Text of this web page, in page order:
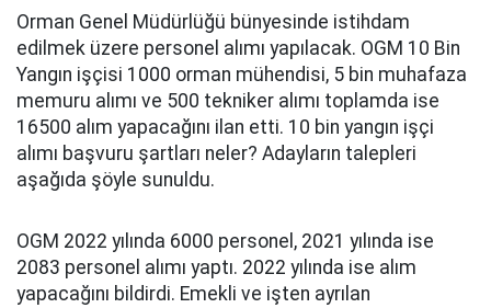
Orman Genel Müdürlüğü bünyesinde istihdam
edilmek üzere personel alımı yapılacak. OGM 10 Bin
Yangın işçisi 1000 orman mühendisi, 5 bin muhafaza
memuru alımı ve 500 tekniker alımı toplamda ise
16500 alım yapacağını ilan etti. 10 bin yangın işçi
alımı başvuru şartları neler? Adayların talepleri
aşağıda şöyle sunuldu.
OGM 2022 yılında 6000 personel, 2021 yılında ise
2083 personel alımı yaptı. 2022 yılında ise alım
yapacağını bildirdi. Emekli ve işten ayrılan